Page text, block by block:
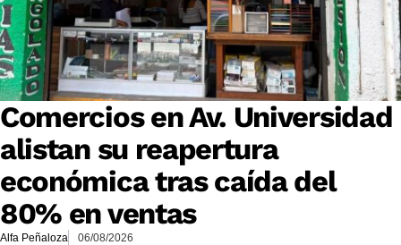
Comercios en Av. Universidad
alistan su reapertura
económica tras caída del
80% en ventas
Alfa Peñaloza 06/08/2026